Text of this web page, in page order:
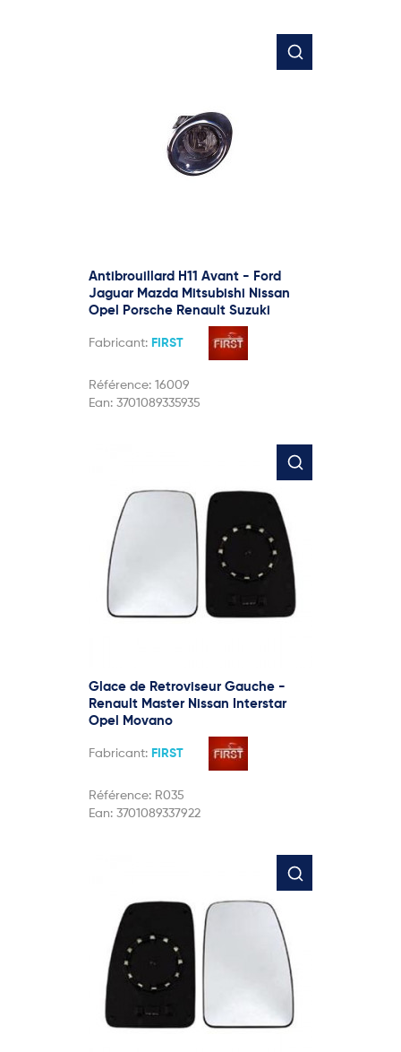
Antibrouillard H11 Avant - Ford
Jaguar Mazda Mitsubishi Nissan
Opel Porsche Renault Suzuki
Fabricant: FIRST
Référence: 16009
Ean: 3701089335935
Glace de Retroviseur Gauche -
Renault Master Nissan Interstar
Opel Movano
Fabricant: FIRST
Référence: R035
Ean: 3701089337922